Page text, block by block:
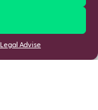
Legal Advise